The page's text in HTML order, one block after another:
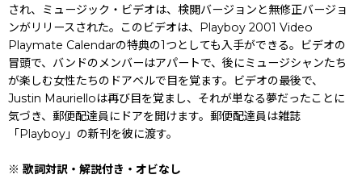
され、ミュージック・ビデオは、検閲バージョンと無修正バージョ
ンがリリースされた。このビデオは、Playboy 2001 Video
Playmate Calendarの特典の1つとしても入手ができる。ビデオの
冒頭で、バンドのメンバーはアパートで、後にミュージシャンたち
が楽しむ女性たちのドアベルで目を覚ます。ビデオの最後で、
Justin Maurielloは再び目を覚まし、それが単なる夢だったことに
気づき、郵便配達員にドアを開けます。郵便配達員は雑誌
「Playboy」の新刊を彼に渡す。
※ 歌詞対訳・解説付き・オビなし